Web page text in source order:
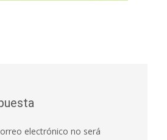
electrónico no será